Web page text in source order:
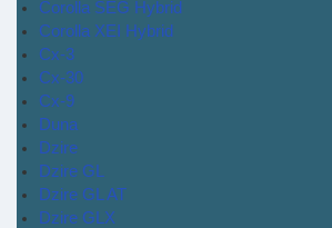
Corolla SEG Hybrid
Corolla XEI Hybrid
Cx-3
Cx-30
Cx-9
Duna
Dzire
Dzire GL
Dzire GL AT
Dzire GLX